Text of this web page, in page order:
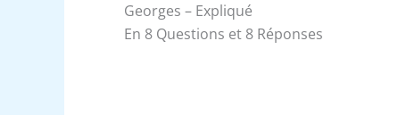
Georges – Expliqué
En 8 Questions et 8 Réponses